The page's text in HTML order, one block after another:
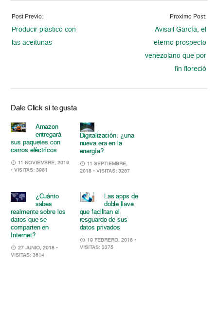
Post Previo:
Producir plástico con
las aceitunas
Proximo Post:
Avisail García, el
eterno prospecto
venezolano que por
fin floreció
Dale Click si te gusta
Amazon‌
‌entregará‌
‌sus‌ ‌paquetes‌ ‌con‌
‌carros‌ ‌eléctricos‌ ‌
11 NOVIEMBRE, 2019
• VISITAS: 3981
Digitalización: ¿una
nueva era en la
energía?
11 SEPTIEMBRE,
2018 • VISITAS: 3287
¿Cuánto
sabes
realmente sobre los
datos que se
comparten en
Internet?
27 JUNIO, 2018 •
VISITAS: 3614
Las apps de
doble llave
que facilitan el
resguardo de sus
datos privados
19 FEBRERO, 2018 •
VISITAS: 3375